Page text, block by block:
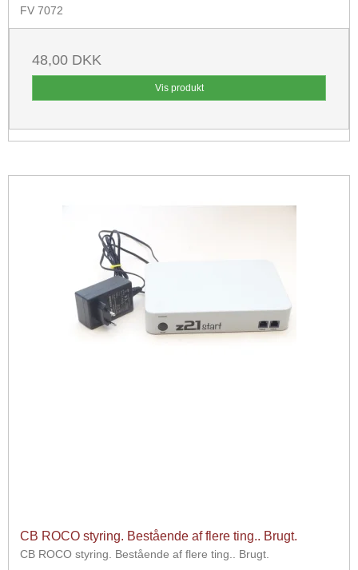
FV 7072
48,00 DKK
Vis produkt
CB ROCO styring. Bestående af flere ting.. Brugt.
CB ROCO styring. Bestående af flere ting.. Brugt.